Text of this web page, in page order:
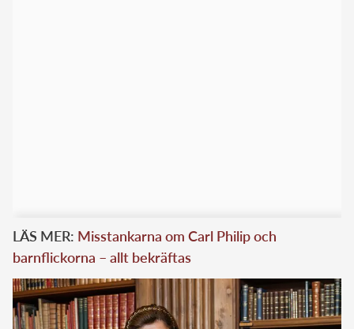
LÄS MER: Misstankarna om Carl Philip och
barnflickorna – allt bekräftas